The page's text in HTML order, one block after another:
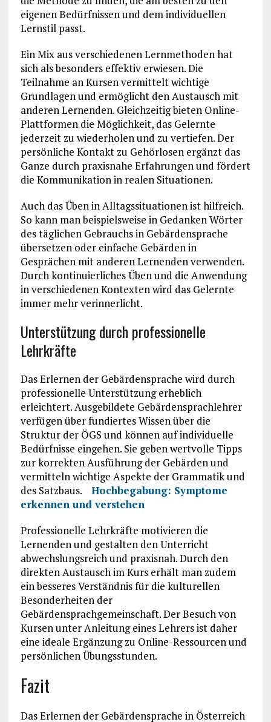
eigenen Bedürfnissen und dem individuellen
Lernstil passt.
Ein Mix aus verschiedenen Lernmethoden hat
sich als besonders effektiv erwiesen. Die
Teilnahme an Kursen vermittelt wichtige
Grundlagen und ermöglicht den Austausch mit
anderen Lernenden. Gleichzeitig bieten Online-
Plattformen die Möglichkeit, das Gelernte
jederzeit zu wiederholen und zu vertiefen. Der
persönliche Kontakt zu Gehörlosen ergänzt das
Ganze durch praxisnahe Erfahrungen und fördert
die Kommunikation in realen Situationen.
Auch das Üben in Alltagssituationen ist hilfreich.
So kann man beispielsweise in Gedanken Wörter
des täglichen Gebrauchs in Gebärdensprache
übersetzen oder einfache Gebärden in
Gesprächen mit anderen Lernenden verwenden.
Durch kontinuierliches Üben und die Anwendung
in verschiedenen Kontexten wird das Gelernte
immer mehr verinnerlicht.
Unterstützung durch professionelle
Lehrkräfte
Das Erlernen der Gebärdensprache wird durch
professionelle Unterstützung erheblich
erleichtert. Ausgebildete Gebärdensprachlehrer
verfügen über fundiertes Wissen über die
Struktur der ÖGS und können auf individuelle
Bedürfnisse eingehen. Sie geben wertvolle Tipps
zur korrekten Ausführung der Gebärden und
vermitteln wichtige Aspekte der Grammatik und
des Satzbaus. Hochbegabung: Symptome
erkennen und verstehen
Professionelle Lehrkräfte motivieren die
Lernenden und gestalten den Unterricht
abwechslungsreich und praxisnah. Durch den
direkten Austausch im Kurs erhält man zudem
ein besseres Verständnis für die kulturellen
Besonderheiten der
Gebärdensprachgemeinschaft. Der Besuch von
Kursen unter Anleitung eines Lehrers ist daher
eine ideale Ergänzung zu Online-Ressourcen und
persönlichen Übungsstunden.
Fazit
Das Erlernen der Gebärdensprache in Österreich